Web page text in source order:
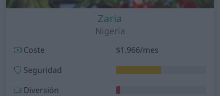
Zaria
Nigeria
Coste
$1.966/mes
Seguridad
Diversión